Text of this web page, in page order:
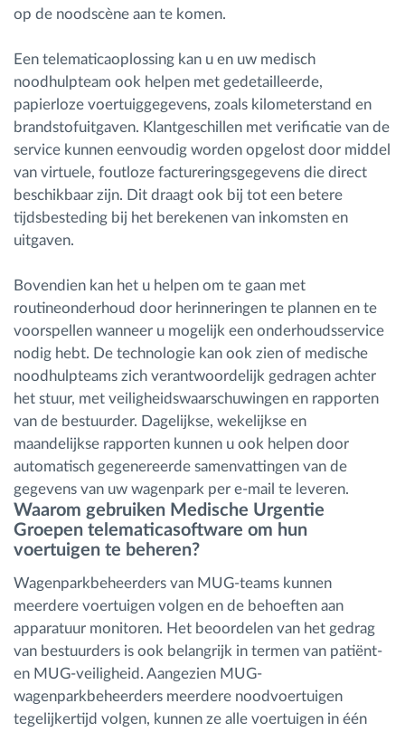
op de noodscène aan te komen.
Een telematicaoplossing kan u en uw medisch
noodhulpteam ook helpen met gedetailleerde,
papierloze voertuiggegevens, zoals kilometerstand en
brandstofuitgaven. Klantgeschillen met verificatie van de
service kunnen eenvoudig worden opgelost door middel
van virtuele, foutloze factureringsgegevens die direct
beschikbaar zijn. Dit draagt ook bij tot een betere
tijdsbesteding bij het berekenen van inkomsten en
uitgaven.
Bovendien kan het u helpen om te gaan met
routineonderhoud door herinneringen te plannen en te
voorspellen wanneer u mogelijk een onderhoudsservice
nodig hebt. De technologie kan ook zien of medische
noodhulpteams zich verantwoordelijk gedragen achter
het stuur, met veiligheidswaarschuwingen en rapporten
van de bestuurder. Dagelijkse, wekelijkse en
maandelijkse rapporten kunnen u ook helpen door
automatisch gegenereerde samenvattingen van de
gegevens van uw wagenpark per e-mail te leveren.
Waarom gebruiken Medische Urgentie
Groepen telematicasoftware om hun
voertuigen te beheren?
Wagenparkbeheerders van MUG-teams kunnen
meerdere voertuigen volgen en de behoeften aan
apparatuur monitoren. Het beoordelen van het gedrag
van bestuurders is ook belangrijk in termen van patiënt-
en MUG-veiligheid. Aangezien MUG-
wagenparkbeheerders meerdere noodvoertuigen
tegelijkertijd volgen, kunnen ze alle voertuigen in één